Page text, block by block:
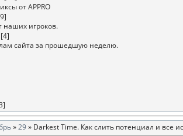
от APPRO
игроков.
[4]
сайта за прошедшую неделю.
»29» Darkest Time. Как слить потенциал и все